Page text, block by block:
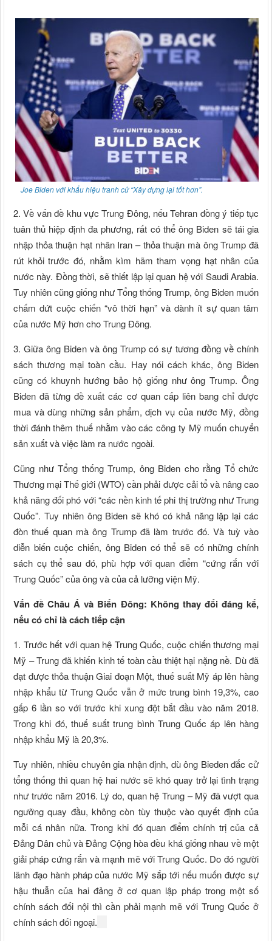
Joe Biden với khẩu hiệu tranh cử “Xây dựng lại tốt hơn”.
2. Về vấn đề khu vực Trung Đông, nếu Tehran đồng ý tiếp tục
tuân thủ hiệp định đa phương, rất có thể ông Biden sẽ tái gia
nhập thỏa thuận hạt nhân Iran – thỏa thuận mà ông Trump đã
rút khỏi trước đó, nhằm kìm hãm tham vọng hạt nhân của
nước này. Đồng thời, sẽ thiết lập lại quan hệ với Saudi Arabia.
Tuy nhiên cũng giống như Tổng thống Trump, ông Biden muốn
chấm dứt cuộc chiến “vô thời hạn” và dành ít sự quan tâm
của nước Mỹ hơn cho Trung Đông.
3. Giữa ông Biden và ông Trump có sự tương đồng về chính
sách thương mại toàn cầu. Hay nói cách khác, ông Biden
cũng có khuynh hướng bảo hộ giống như ông Trump. Ông
Biden đã từng đề xuất các cơ quan cấp liên bang chỉ được
mua và dùng những sản phẩm, dịch vụ của nước Mỹ, đồng
thời đánh thêm thuế nhằm vào các công ty Mỹ muốn chuyển
sản xuất và việc làm ra nước ngoài.
Cũng như Tổng thống Trump, ông Biden cho rằng Tổ chức
Thương mại Thế giới (WTO) cần phải được cải tổ và nâng cao
khả năng đối phó với “các nền kinh tế phi thị trường như Trung
Quốc”. Tuy nhiên ông Biden sẽ khó có khả năng lặp lại các
đòn thuế quan mà ông Trump đã làm trước đó. Và tuỳ vào
diễn biến cuộc chiến, ông Biden có thể sẽ có những chính
sách cụ thể sau đó, phù hợp với quan điểm “cứng rắn với
Trung Quốc” của ông và của cả lưỡng viện Mỹ.
Vấn đề Châu Á và Biển Đông: Không thay đổi đáng kể,
nếu có chỉ là cách tiếp cận
1. Trước hết với quan hệ Trung Quốc, cuộc chiến thương mại
Mỹ – Trung đã khiến kinh tế toàn cầu thiệt hại nặng nề. Dù đã
đạt được thỏa thuận Giai đoạn Một, thuế suất Mỹ áp lên hàng
nhập khẩu từ Trung Quốc vẫn ở mức trung bình 19,3%, cao
gấp 6 lần so với trước khi xung đột bắt đầu vào năm 2018.
Trong khi đó, thuế suất trung bình Trung Quốc áp lên hàng
nhập khẩu Mỹ là 20,3%.
Tuy nhiên, nhiều chuyên gia nhận định, dù ông Bieden đắc cử
tổng thống thì quan hệ hai nước sẽ khó quay trở lại tình trạng
như trước năm 2016. Lý do, quan hệ Trung – Mỹ đã vượt qua
ngưỡng quay đầu, không còn tùy thuộc vào quyết định của
mỗi cá nhân nữa. Trong khi đó quan điểm chính trị của cả
Đảng Dân chủ và Đảng Cộng hòa đều khá giống nhau về một
giải pháp cứng rắn và mạnh mẽ với Trung Quốc. Do đó người
lãnh đạo hành pháp của nước Mỹ sắp tới nếu muốn được sự
hậu thuẫn của hai đảng ở cơ quan lập pháp trong một số
chính sách đối nội thì cần phải mạnh mẽ với Trung Quốc ở
chính sách đối ngoại.